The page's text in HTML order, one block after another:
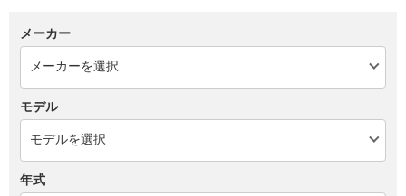
メーカー
モデル
年式